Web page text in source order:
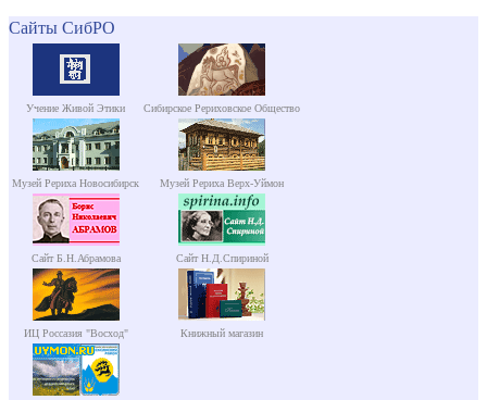
Сайты СибРО
Учение Живой Этики Сибирское Рериховское Общество
Музей Рериха Новосибирск Музей Рериха Верх-Уймон
Сайт Б.Н.Абрамова Сайт Н.Д.Спириной
ИЦ Россазия "Восход" Книжный магазин